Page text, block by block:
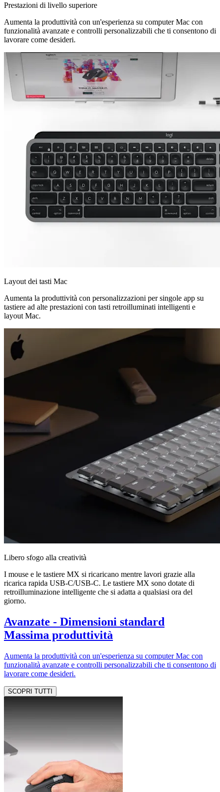
Prestazioni di livello superiore
Aumenta la produttività con un'esperienza su computer Mac con
funzionalità avanzate e controlli personalizzabili che ti consentono di
lavorare come desideri.
Layout dei tasti Mac
Aumenta la produttività con personalizzazioni per singole app su
tastiere ad alte prestazioni con tasti retroilluminati intelligenti e
layout Mac.
Libero sfogo alla creatività
I mouse e le tastiere MX si ricaricano mentre lavori grazie alla
ricarica rapida USB-C/USB-C. Le tastiere MX sono dotate di
retroilluminazione intelligente che si adatta a qualsiasi ora del
giorno.
Avanzate - Dimensioni standard
Massima produttività
Aumenta la produttività con un'esperienza su computer Mac con
funzionalità avanzate e controlli personalizzabili che ti consentono di
lavorare come desideri.
SCOPRI TUTTI